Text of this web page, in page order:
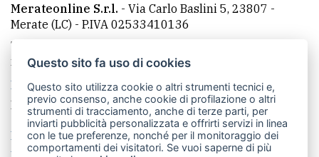
Merateonline S.r.l. - Via Carlo Baslini 5, 23807 -
Merate (LC) - P.IVA 02533410136
Telefono:
mail: redazione@leccoonline.com
La redazione
MerateOnline CasateOnline
RSS
Made by VIP
Privacy policy
Cookie policy
Questo sito fa uso di cookies
Questo sito utilizza cookie o altri strumenti tecnici e,
previo consenso, anche cookie di profilazione o altri
strumenti di tracciamento, anche di terze parti, per
inviarti pubblicità personalizzata e offrirti servizi in linea
con le tue preferenze, nonché per il monitoraggio dei
comportamenti dei visitatori. Se vuoi saperne di più